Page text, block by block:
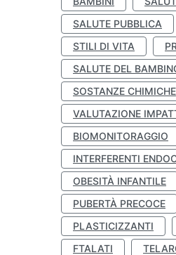
SALUTE PUBBLICA
STILI DI VITA
SALUTE DEL
SOSTANZE CHIMICHE
VALUTAZIONE
BIOMONITORAGGIO
INTERFERENTI
OBESITÀ INFANTILE
PUBERTÀ PRECOCE
PLASTICIZZANTI
FTALATI